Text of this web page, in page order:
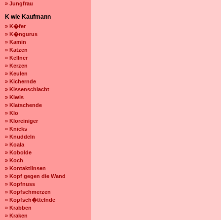
» Jungfrau
K wie Kaufmann
» K�fer
» K�ngurus
» Kamin
» Katzen
» Kellner
» Kerzen
» Keulen
» Kichernde
» Kissenschlacht
» Kiwis
» Klatschende
» Klo
» Kloreiniger
» Knicks
» Knuddeln
» Koala
» Kobolde
» Koch
» Kontaktlinsen
» Kopf gegen die Wand
» Kopfnuss
» Kopfschmerzen
» Kopfsch�ttelnde
» Krabben
» Kraken